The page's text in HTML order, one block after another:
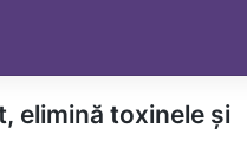
elimină toxinele și